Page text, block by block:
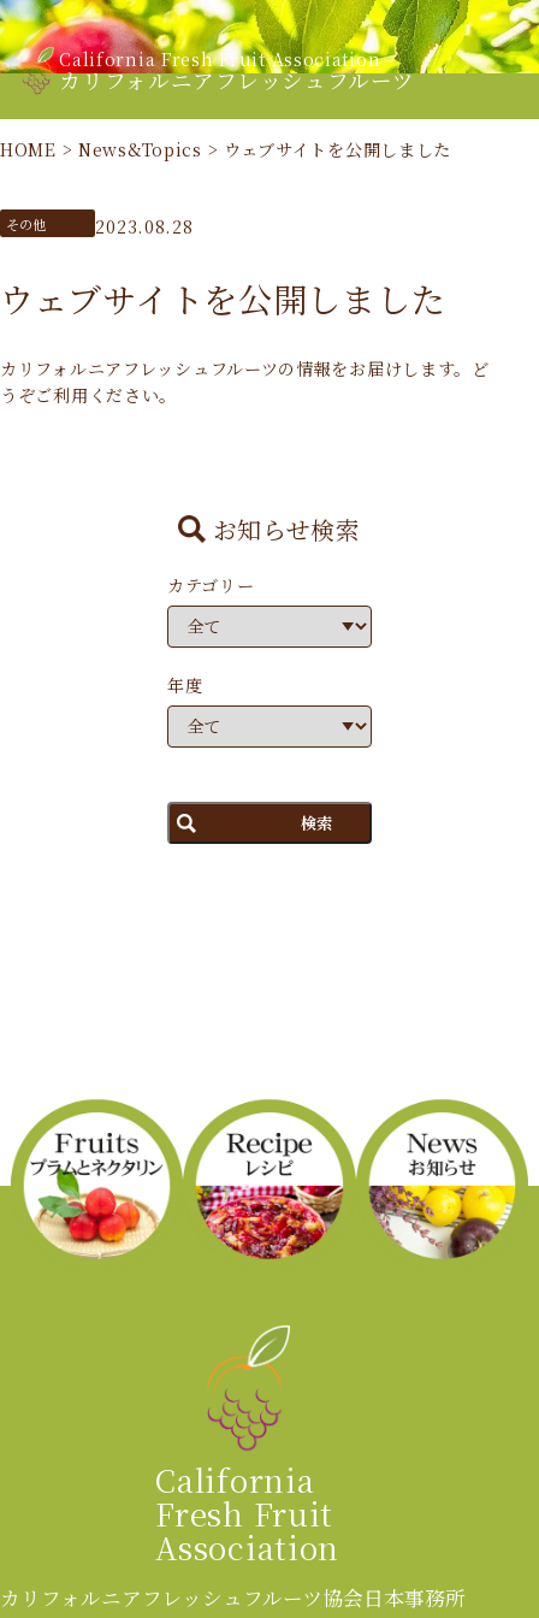
California Fresh Fruit Association
カリフォルニアフレッシュフルーツ
HOME > News&Topics > ウェブサイトを公開しました
その他 2023.08.28
ウェブサイトを公開しました
カリフォルニアフレッシュフルーツの情報をお届けします。ど
うぞご利用ください。
お知らせ検索
カテゴリー
年度
検索
California
Fresh Fruit
Association
カリフォルニアフレッシュフルーツ協会日本事務所